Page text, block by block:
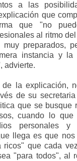
a las
que
que "no
al ritmo
muy preparados,
instancia y
advierte.
la explicación,
de su
que se busque
cuando lo
personales y
llega es que nos
ricos" que cada
"para todos", al